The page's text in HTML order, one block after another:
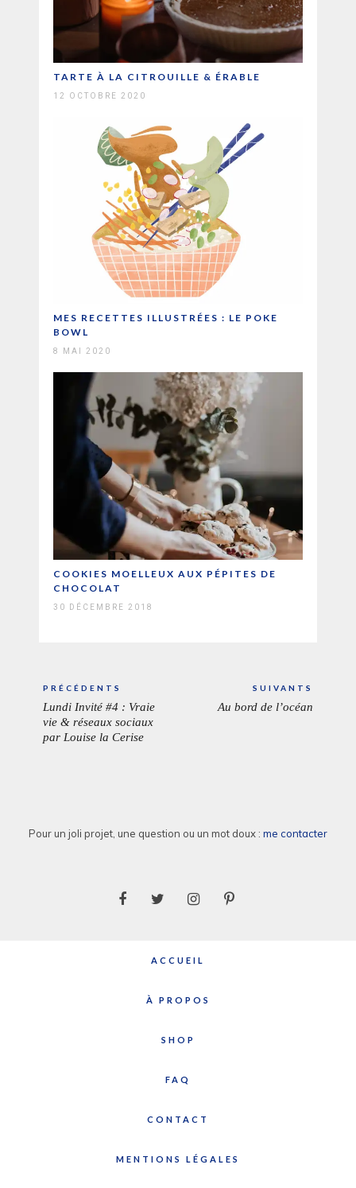
TARTE À LA CITROUILLE & ÉRABLE
12 OCTOBRE 2020
MES RECETTES ILLUSTRÉES : LE POKE
BOWL
8 MAI 2020
COOKIES MOELLEUX AUX PÉPITES DE
CHOCOLAT
30 DÉCEMBRE 2018
l’article
PRÉCÉDENTS
ARTICLE
PRÉCÉDENT:
Lundi Invité #4 : Vraie
vie & réseaux sociaux
par Louise la Cerise
SUIVANTS
Au bord de l’océan
Pour un joli projet, une question ou un mot doux : me contacter
ACCUEIL
À PROPOS
SHOP
FAQ
CONTACT
MENTIONS LÉGALES